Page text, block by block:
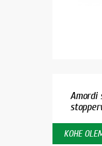
Amordi
KOHE